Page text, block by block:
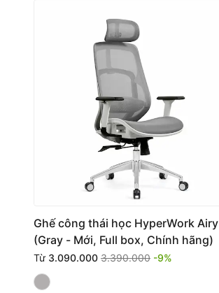
Ghế công thái học HyperWork Airy
(Gray - Mới, Full box, Chính hãng)
Từ 3.090.000 3.390.000 -9%